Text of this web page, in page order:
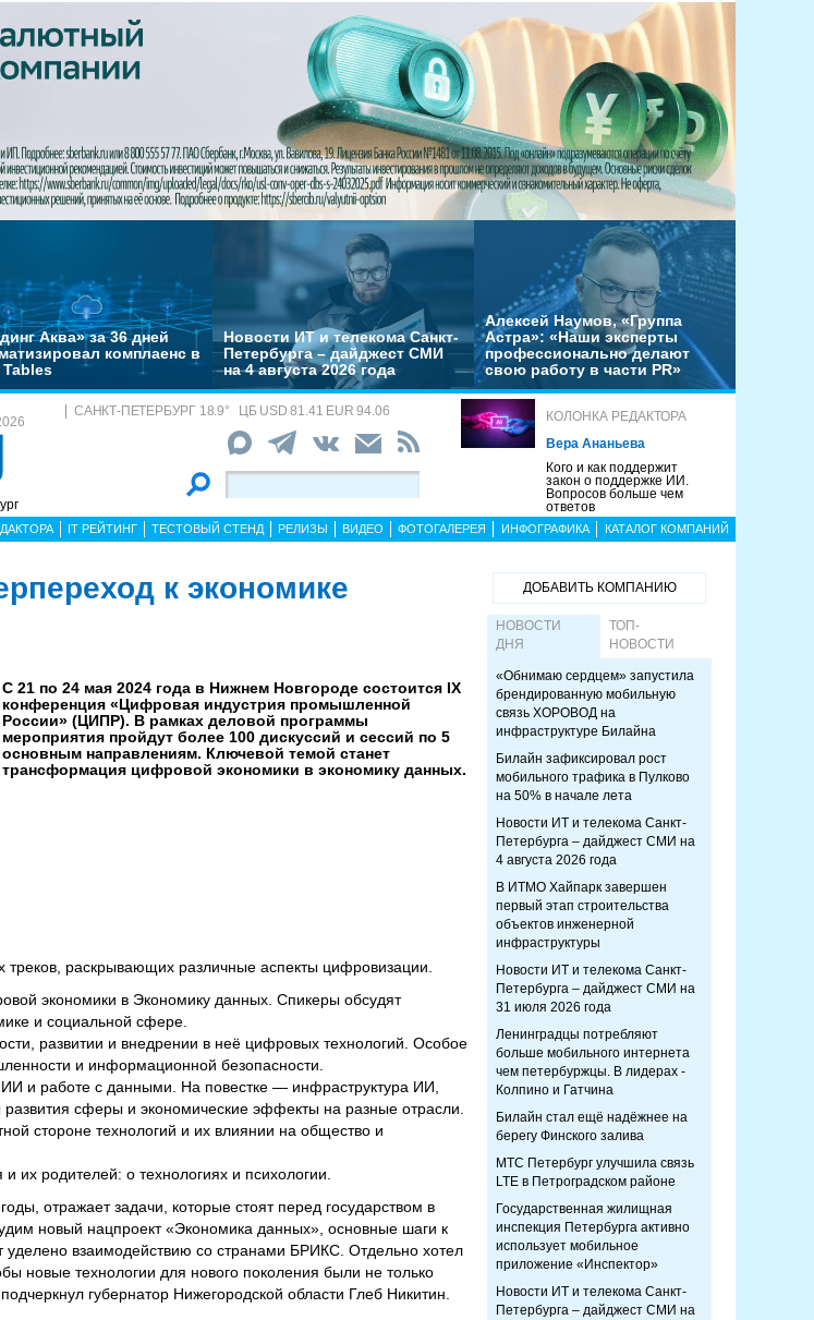
Аква» за 36 дней
комплаенс в
Tables
Новости ИТ и телекома Санкт-
Петербурга – дайджест СМИ
на 4 августа 2026 года
Алексей Наумов, «Группа
Астра»: «Наши эксперты
профессионально делают
свою работу в части PR»
САНКТ-ПЕТЕРБУРГ 18.9° ЦБ USD 81.41 EUR 94.06
КОЛОНКА РЕДАКТОРА
Вера Ананьева
Кого и как поддержит
закон о поддержке ИИ.
Вопросов больше чем
ответов
IT РЕЙТИНГ ТЕСТОВЫЙ СТЕНД РЕЛИЗЫ ВИДЕО ФОТОГАЛЕРЕЯ ИНФОГРАФИКА КАТАЛОГ КОМПАНИЙ
к экономике
С 21 по 24 мая 2024 года в Нижнем Новгороде состоится IX
конференция «Цифровая индустрия промышленной
России» (ЦИПР). В рамках деловой программы
мероприятия пройдут более 100 дискуссий и сессий по 5
основным направлениям. Ключевой темой станет
трансформация цифровой экономики в экономику данных.
раскрывающих различные аспекты цифровизации.
экономики в Экономику данных. Спикеры обсудят
и социальной сфере.
развитии и внедрении в неё цифровых технологий. Особое
и информационной безопасности.
и работе с данными. На повестке — инфраструктура ИИ,
сферы и экономические эффекты на разные отрасли.
стороне технологий и их влиянии на общество и
их родителей: о технологиях и психологии.
отражает задачи, которые стоят перед государством в
новый нацпроект «Экономика данных», основные шаги к
взаимодействию со странами БРИКС. Отдельно хотел
новые технологии для нового поколения были не только
губернатор Нижегородской области Глеб Никитин.
ДОБАВИТЬ КОМПАНИЮ
НОВОСТИ
ДНЯ
ТОП-
НОВОСТИ
«Обнимаю сердцем» запустила
брендированную мобильную
связь ХОРОВОД на
инфраструктуре Билайна
Билайн зафиксировал рост
мобильного трафика в Пулково
на 50% в начале лета
Новости ИТ и телекома Санкт-
Петербурга – дайджест СМИ на
4 августа 2026 года
В ИТМО Хайпарк завершен
первый этап строительства
объектов инженерной
инфраструктуры
Новости ИТ и телекома Санкт-
Петербурга – дайджест СМИ на
31 июля 2026 года
Ленинградцы потребляют
больше мобильного интернета
чем петербуржцы. В лидерах -
Колпино и Гатчина
Билайн стал ещё надёжнее на
берегу Финского залива
МТС Петербург улучшила связь
LTE в Петроградском районе
Государственная жилищная
инспекция Петербурга активно
использует мобильное
приложение «Инспектор»
Новости ИТ и телекома Санкт-
Петербурга – дайджест СМИ на